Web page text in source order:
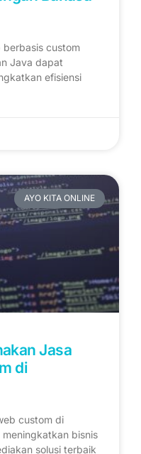
berbasis custom
Java dapat
efisiensi
AYO KITA ONLINE
Jasa
di
custom di
bisnis
solusi terbaik